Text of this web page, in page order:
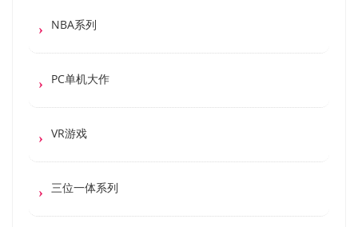
NBA系列
PC单机大作
VR游戏
三位一体系列